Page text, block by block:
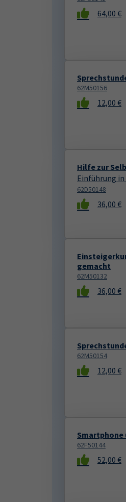
64,00 €
62M50156
12,00 €
Hilfe zur
Einführung
62D50148
36,00 €
gemacht
62M50132
36,00 €
62M50154
12,00 €
Smartphone
62F50144
52,00 €